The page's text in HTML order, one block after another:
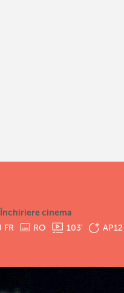
Închiriere cinema
FR RO 103' AP12